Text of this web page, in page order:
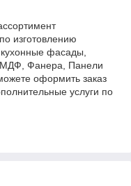
изготовлению
фасады,
Фанера, Панели
оформить заказ
услуги по